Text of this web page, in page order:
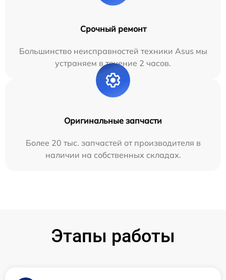
Срочный ремонт
Большинство неисправностей техники Asus мы
устраняем в течение 2 часов.
Оригинальные запчасти
Более 20 тыс. запчастей от производителя в
наличии на собственных складах.
Этапы работы